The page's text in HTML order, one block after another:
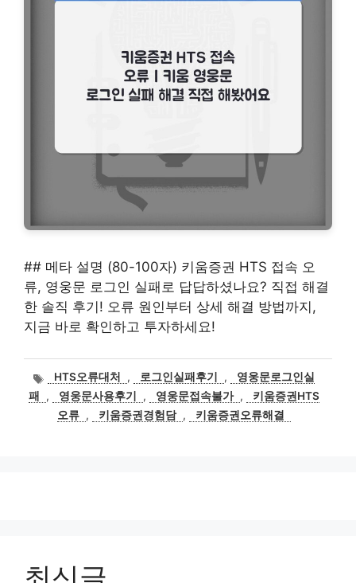
## 메타 설명 (80-100자) 키움증권 HTS 접속 오
류, 영웅문 로그인 실패로 답답하셨나요? 직접 해결
한 솔직 후기! 오류 원인부터 상세 해결 방법까지,
지금 바로 확인하고 투자하세요!
태HTS오류대처 , 로그인실패후기 ,
영웅문로그인실
패
, 영웅문사용후기 , 영웅문접속불가 ,
키움증권HTS
오류 , 키움증권경험담 , 키움증권오류해결